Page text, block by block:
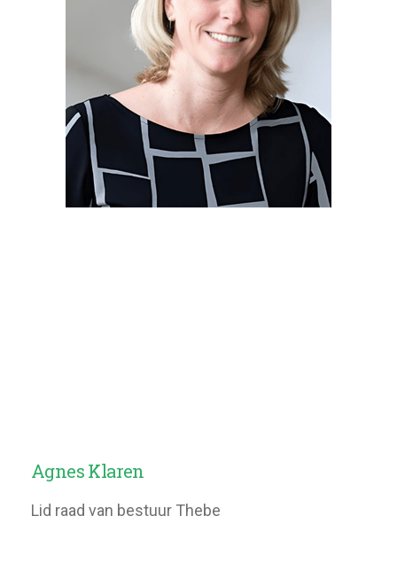
Agnes Klaren
Lid raad van bestuur Thebe